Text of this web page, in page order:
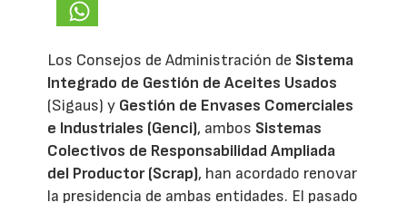
Los Consejos de Administración de Sistema
Integrado de Gestión de Aceites Usados
(Sigaus) y Gestión de Envases Comerciales
e Industriales (Genci), ambos Sistemas
Colectivos de Responsabilidad Ampliada
del Productor (Scrap), han acordado renovar
la presidencia de ambas entidades. El pasado